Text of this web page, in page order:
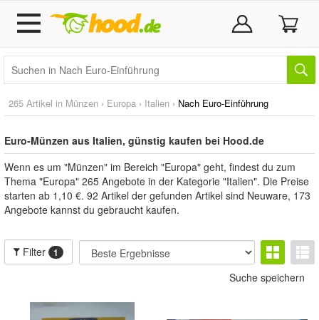
265 Artikel in Münzen › Europa › Italien › Nach Euro-Einführung
Euro-Münzen aus Italien, günstig kaufen bei Hood.de
Wenn es um "Münzen" im Bereich "Europa" geht, findest du zum
Thema "Europa" 265 Angebote in der Kategorie "Italien". Die Preise
starten ab 1,10 €. 92 Artikel der gefunden Artikel sind Neuware, 173
Angebote kannst du gebraucht kaufen.
Filter 1
Suche speichern